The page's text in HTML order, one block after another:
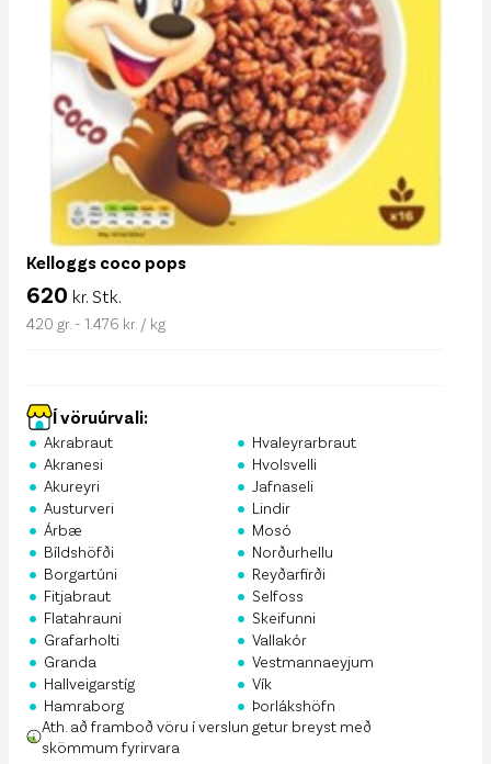
Kelloggs coco pops
620 kr. Stk.
420 gr. - 1.476 kr. / kg
Í vöruúrvali:
• Akrabraut
• Akranesi
• Akureyri
• Austurveri
• Árbæ
• Bíldshöfði
• Borgartúni
• Fitjabraut
• Flatahrauni
• Grafarholti
• Granda
• Hallveigarstíg
• Hamraborg
• Hvaleyrarbraut
• Hvolsvelli
• Jafnaseli
• Lindir
• Mosó
• Norðurhellu
• Reyðarfirði
• Selfoss
• Skeifunni
• Vallakór
• Vestmannaeyjum
• Vík
• Þorlákshöfn
Ath. að framboð vöru í verslun getur breyst með
skömmum fyrirvara